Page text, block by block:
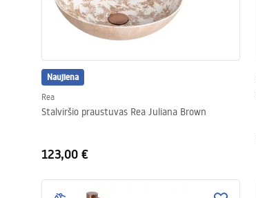
Naujiena
Rea
Stalviršio praustuvas Rea Juliana Brown
123,00 €